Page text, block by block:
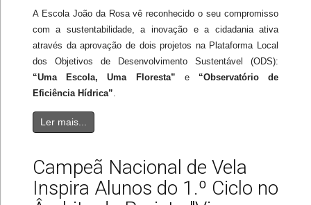
A Escola João da Rosa vê reconhecido o seu compromisso
com a sustentabilidade, a inovação e a cidadania ativa
através da aprovação de dois projetos na Plataforma Local
dos Objetivos de Desenvolvimento Sustentável (ODS):
“Uma Escola, Uma Floresta” e “Observatório de
Eficiência Hídrica”
Ler mais...
Campeã Nacional de Vela
Inspira Alunos do 1.º Ciclo no